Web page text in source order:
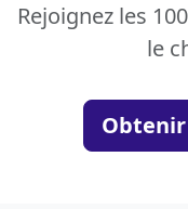
Rejoignez les
le